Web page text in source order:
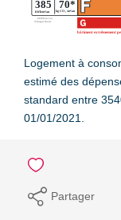
Logement à
estimé des
standard entre
01/01/2021.
Partager